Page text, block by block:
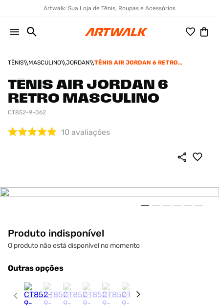
Artwalk: Sua Loja de Tênis, Roupas e Acessórios
TÊNIS MASCULINO JORDAN
TÊNIS AIR JORDAN 6 RETRO
TÊNIS AIR JORDAN 6
RETRO MASCULINO
CT852-9-062
10 avaliações
Produto indisponível
O produto não está disponível no momento
Outras opções